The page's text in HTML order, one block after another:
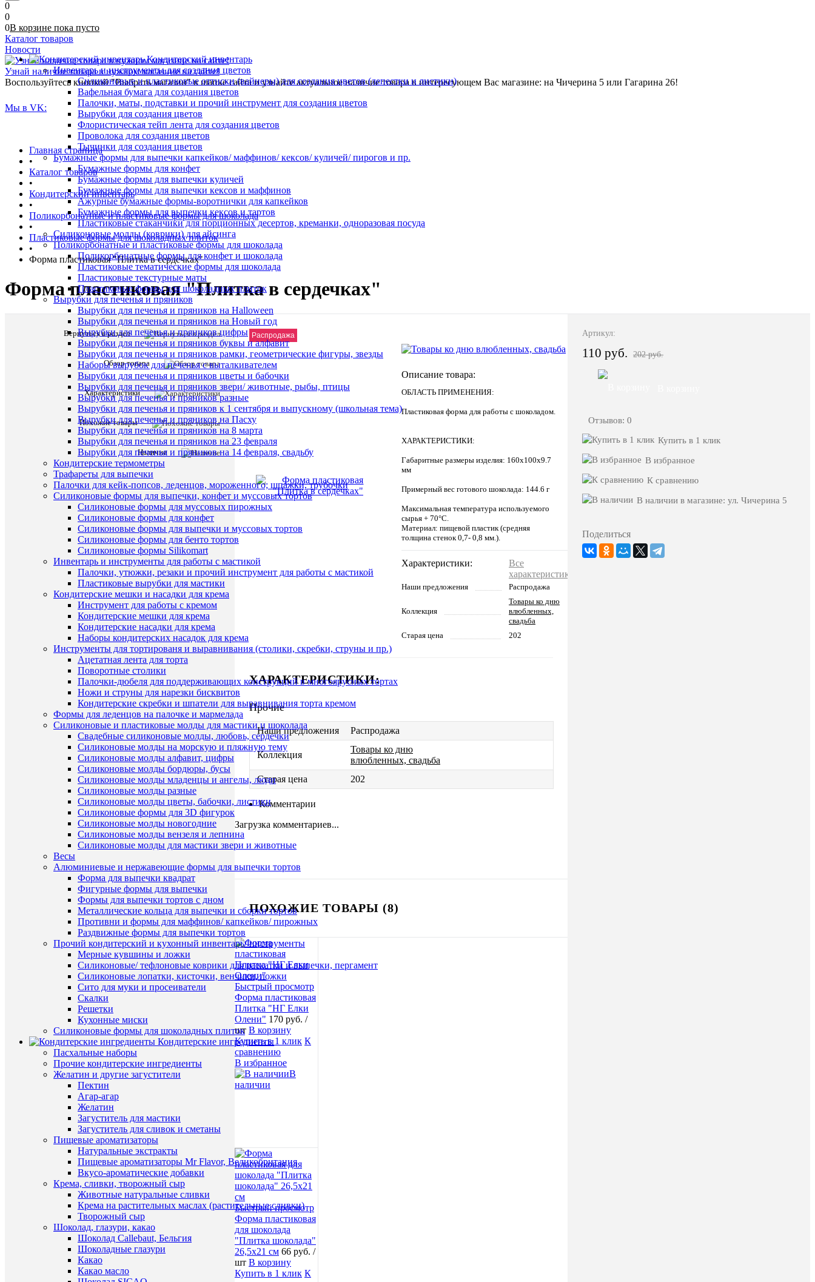
0
0
0В корзине пока пусто
Каталог товаров
Кондитерский инвентарь
Инвентарь и инструменты для создания цветов
Силиконовые и пластиковые оттиски (вайнеры) для создания цветов (лепестки и листики)
Вафельная бумага для создания цветов
Палочки, маты, подставки и прочий инструмент для создания цветов
Вырубки для создания цветов
Флористическая тейп лента для создания цветов
Проволока для создания цветов
Тычинки для создания цветов
Бумажные формы для выпечки капкейков/ маффинов/ кексов/ куличей/ пирогов и пр.
Бумажные формы для конфет
Бумажные формы для выпечки куличей
Бумажные формы для выпечки кексов и маффинов
Ажурные бумажные формы-воротнички для капкейков
Бумажные формы для выпечки кексов и тартов
Пластиковые стаканчики для порционных десертов, креманки, одноразовая посуда
Силиконовые молды (коврики) для айсинга
Поликорбонатные и пластиковые формы для шоколада
Поликорбонатные формы для конфет и шоколада
Пластиковые тематические формы для шоколада
Пластиковые текстурные маты
Пластиковые формы для шоколадных плиток
Вырубки для печенья и пряников
Вырубки для печенья и пряников на Halloween
Вырубки для печенья и пряников на Новый год
Вырубки для печенья и пряников цифры
Вырубки для печенья и пряников буквы и алфавит
Вырубки для печенья и пряников рамки, геометрические фигуры, звезды
Наборы вырубок для печенья с выталкивателем
Вырубки для печенья и пряников цветы и бабочки
Вырубки для печенья и пряников звери/ животные, рыбы, птицы
Вырубки для печенья и пряников разные
Вырубки для печенья и пряников к 1 сентября и выпускному (школьная тема)
Вырубки для печенья и пряников на Пасху
Вырубки для печенья и пряников на 8 марта
Вырубки для печенья и пряников на 23 февраля
Вырубки для печенья и пряников на 14 февраля, свадьбу
Кондитерские термометры
Трафареты для выпечки
Палочки для кейк-попсов, леденцов, мороженного; шпажки, трубочки
Силиконовые формы для выпечки, конфет и муссовых тортов
Силиконовые формы для муссовых пирожных
Силиконовые формы для конфет
Силиконовые формы для выпечки и муссовых тортов
Силиконовые формы для бенто тортов
Силиконовые формы Silikomart
Инвентарь и инструменты для работы с мастикой
Палочки, утюжки, резаки и прочий инструмент для работы с мастикой
Пластиковые вырубки для мастики
Кондитерские мешки и насадки для крема
Инструмент для работы с кремом
Кондитерские мешки для крема
Кондитерские насадки для крема
Наборы кондитерских насадок для крема
Инструменты для тортированя и выравнивания (столики, скребки, струны и пр.)
Ацетатная лента для торта
Поворотные столики
Палочки-дюбеля для поддерживающих конструкций в многоярусных тортах
Ножи и струны для нарезки бисквитов
Кондитерские скребки и шпатели для выравнивания торта кремом
Формы для леденцов на палочке и мармелада
Силиконовые и пластиковые молды для мастики и шоколада
Свадебные силиконовые молды, любовь, сердечки
Силиконовые молды на морскую и пляжную тему
Силиконовые молды алфавит, цифры
Силиконовые молды бордюры, бусы
Силиконовые молды младенцы и ангелы, люди
Силиконовые молды разные
Силиконовые молды цветы, бабочки, листики
Силиконовые формы для 3D фигурок
Силиконовые молды новогодние
Силиконовые молды вензеля и лепнина
Силиконовые молды для мастики звери и животные
Весы
Алюминиевые и нержавеющие формы для выпечки тортов
Форма для выпечки квадрат
Фигурные формы для выпечки
Формы для выпечки тортов с дном
Металлические кольца для выпечки и сборки тортов
Противни и формы для маффинов/ капкейков/ пирожных
Раздвижные формы для выпечки тортов
Прочий кондитерский и кухонный инвентарь/ инструменты
Мерные кувшины и ложки
Силиконовые/ тефлоновые коврики для раскатки и выпечки, пергамент
Силиконовые лопатки, кисточки, венчики, ложки
Сито для муки и просеиватели
Скалки
Решетки
Кухонные миски
Силиконовые формы для шоколадных плиток
Кондитерские ингредиенты
Пасхальные наборы
Прочие кондитерские ингредиенты
Желатин и другие загустители
Пектин
Агар-агар
Желатин
Загуститель для мастики
Загуститель для сливок и сметаны
Пищевые ароматизаторы
Натуральные экстракты
Пищевые ароматизаторы Mr Flavor, Великобритания
Вкусо-ароматические добавки
Крема, сливки, творожный сыр
Животные натуральные сливки
Крема на растительных маслах (растительные сливки)
Творожный сыр
Шоколад, глазури, какао
Шоколад Callebaut, Бельгия
Шоколадные глазури
Какао
Какао масло
Новости
Узнай наличие товара в нужном магазине на сайте!
Воспользуйтесь кнопкой "Выбрать магазин" в шапке сайта и узнайте актуальное наличие товара в интересующем Вас магазине: на Чичерина 5 или Гагарина 26!
Мы в VK:
Главная страница
•
Каталог товаров
•
Кондитерский инвентарь
•
Поликорбонатные и пластиковые формы для шоколада
•
Пластиковые формы для шоколадных плиток
•
Форма пластиковая "Плитка в сердечках"
Форма пластиковая "Плитка в сердечках"
Вернуться в раздел
Обзор товара
Характеристики
Похожие товары
Наличие
Распродажа
Описание товара:
ОБЛАСТЬ ПРИМЕНЕНИЯ:
Пластиковая форма для работы с шоколадом.
ХАРАКТЕРИСТИКИ:
Габаритные размеры изделия: 160х100х9.7
мм
Примерный вес готового шоколада: 144.6 г
Максимальная температура используемого
сырья + 70°С.
Материал: пищевой пластик (средняя
толщина стенок 0,7- 0,8 мм.).
Характеристики:
Все
характеристики
Наши предложения Распродажа
Коллекция
Товары ко дню
влюбленных,
свадьба
Старая цена
202
ХАРАКТЕРИСТИКИ:
Прочие
Наши предложения Распродажа
Коллекция
Товары ко дню
влюбленных, свадьба
Старая цена
202
Комментарии
Загрузка комментариев...
ПОХОЖИЕ ТОВАРЫ (8)
Быстрый просмотр
Форма пластиковая
Плитка "НГ Елки
Олени" 170 руб. /
шт В корзину
Купить в 1 клик К
сравнению
В избранное
В
наличии
Быстрый просмотр
Форма пластиковая
для шоколада
"Плитка шоколада"
26,5х21 см 66 руб. /
шт В корзину
Купить в 1 клик К
Артикул:
110 руб. 202 руб.
Отзывов: 0
Купить в 1 клик
В избранное
К сравнению
В наличии в магазине: ул. Чичерина 5
Поделиться